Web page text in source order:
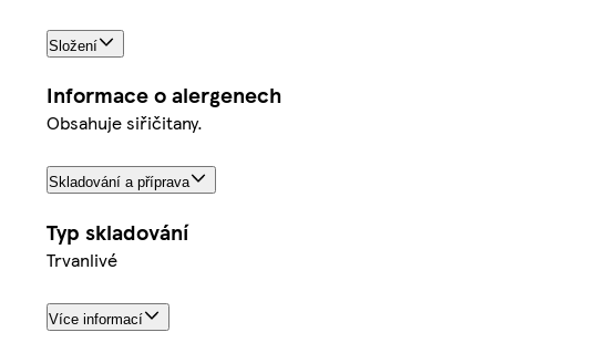
Složení
Informace o alergenech
Obsahuje siřičitany.
Skladování a příprava
Typ skladování
Trvanlivé
Více informací